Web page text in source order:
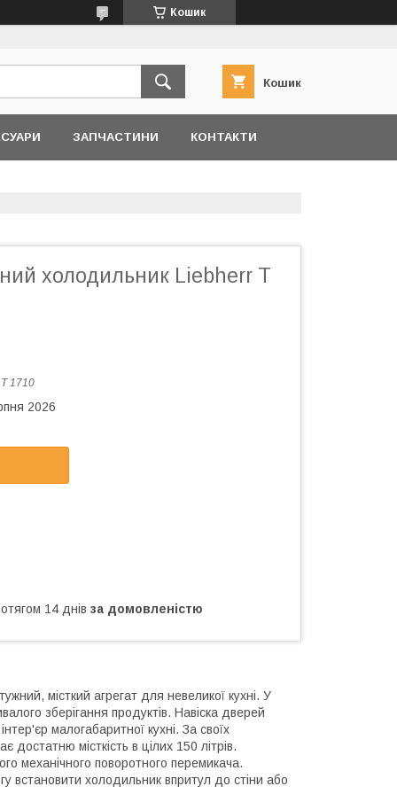
Кошик
Кошик
ЗАПЧАСТИНИ КОНТАКТИ
холодильник Liebherr T
T 1710
2026
14 днів за домовленістю
місткий агрегат для невеликої кухні. У
зберігання продуктів. Навіска дверей
малогабаритної кухні. За своїх
достатню місткість в цілих 150 літрів.
механічного поворотного перемикача.
встановити холодильник впритул до стіни або